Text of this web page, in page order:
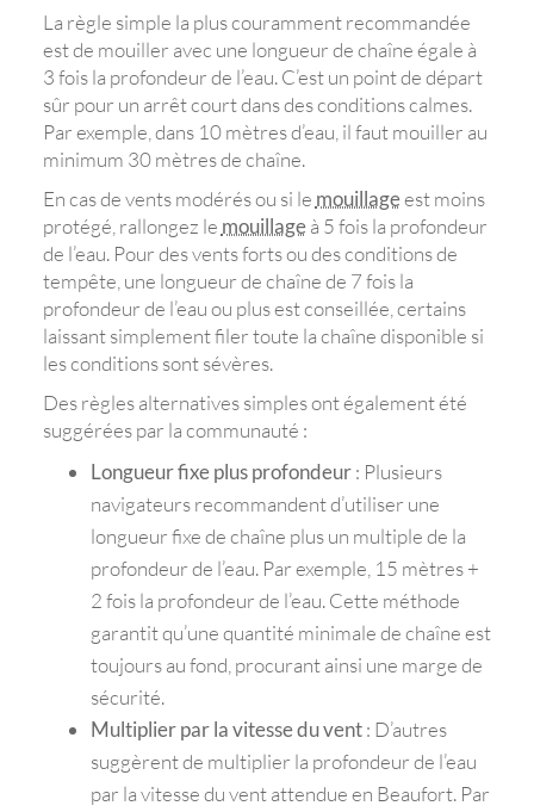
La règle simple la plus couramment recommandée
est de mouiller avec une longueur de chaîne égale à
3 fois la profondeur de l’eau. C’est un point de départ
sûr pour un arrêt court dans des conditions calmes.
Par exemple, dans 10 mètres d’eau, il faut mouiller au
minimum 30 mètres de chaîne.
En cas de vents modérés ou si le mouillageest moins
protégé, rallongez le mouillageà 5 fois la profondeur
de l’eau. Pour des vents forts ou des conditions de
tempête, une longueur de chaîne de 7 fois la
profondeur de l’eau ou plus est conseillée, certains
laissant simplement filer toute la chaîne disponible si
les conditions sont sévères.
Des règles alternatives simples ont également été
suggérées par la communauté :
Longueur fixe plus profondeur: Plusieurs
navigateurs recommandent d’utiliser une
longueur fixe de chaîne plus un multiple de la
profondeur de l’eau. Par exemple, 15 mètres +
2 fois la profondeur de l’eau. Cette méthode
garantit qu’une quantité minimale de chaîne est
toujours au fond, procurant ainsi une marge de
sécurité.
Multiplier par la vitesse du vent: D’autres
suggèrent de multiplier la profondeur de l’eau
par la vitesse du vent attendue en Beaufort. Par